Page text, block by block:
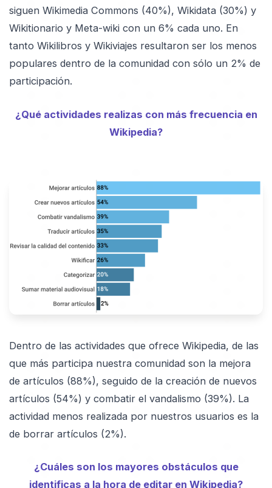
siguen Wikimedia Commons (40%), Wikidata (30%) y
Wikitionario y Meta-wiki con un 6% cada uno. En
tanto Wikilibros y Wikiviajes resultaron ser los menos
populares dentro de la comunidad con sólo un 2% de
participación.
¿Qué actividades realizas con más frecuencia en
Wikipedia?
Dentro de las actividades que ofrece Wikipedia, de las
que más participa nuestra comunidad son la mejora
de artículos (88%), seguido de la creación de nuevos
artículos (54%) y combatir el vandalismo (39%). La
actividad menos realizada por nuestros usuarios es la
de borrar artículos (2%).
¿Cuáles son los mayores obstáculos que
identificas a la hora de editar en Wikipedia?